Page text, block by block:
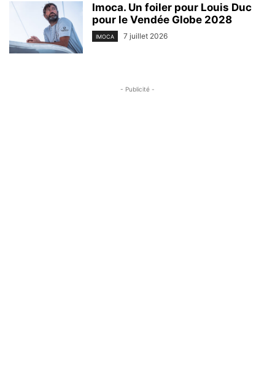
Imoca. Un foiler pour Louis Duc
pour le Vendée Globe 2028
IMOCA 7 juillet 2026
- Publicité -